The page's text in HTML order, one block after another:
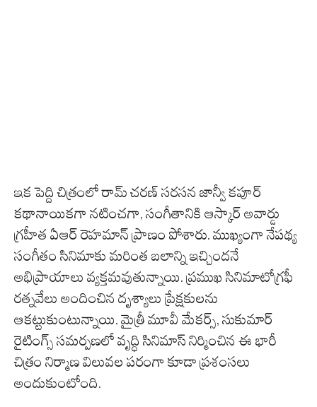
ఇక పెద్ది చిత్రంలో రామ్ చరణ్ సరసన జాన్వీ కపూర్
కథానాయికగా నటించగా, సంగీతానికి ఆస్కార్ అవార్డు
గ్రహీత ఏఆర్ రెహమాన్ ప్రాణం పోశారు. ముఖ్యంగా నేపథ్య
సంగీతం సినిమాకు మరింత బలాన్ని ఇచ్చిందనే
అభిప్రాయాలు వ్యక్తమవుతున్నాయి. ప్రముఖ సినిమాటోగ్రఫీ
రత్నవేలు అందించిన దృశ్యాలు ప్రేక్షకులను
ఆకట్టుకుంటున్నాయి. మైత్రీ మూవీ మేకర్స్, సుకుమార్
రైటింగ్స్ సమర్పణలో వృద్ధి సినిమాస్ నిర్మించిన ఈ భారీ
చిత్రం నిర్మాణ విలువల పరంగా కూడా ప్రశంసలు
అందుకుంటోంది.